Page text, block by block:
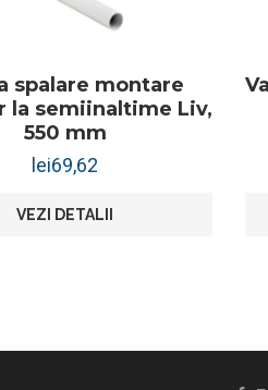
spalare montare
la semiinaltime Liv,
550 mm
lei69,62
VEZI DETALII